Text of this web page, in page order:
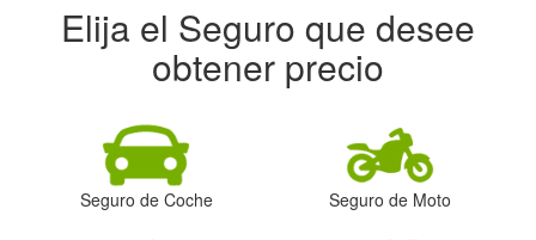
Elija el Seguro que desee
obtener precio
Seguro de Coche Seguro de Moto